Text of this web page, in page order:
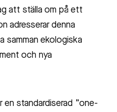
att ställa om på ett
adresserar denna
samman ekologiska
och nya
standardiserad ”one-